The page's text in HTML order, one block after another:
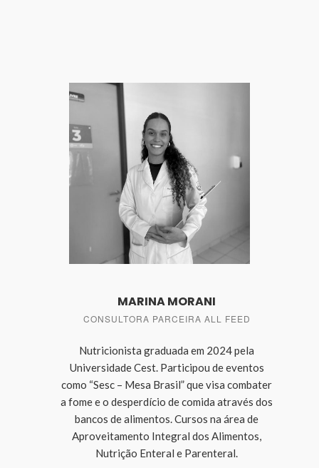
MARINA MORANI
CONSULTORA PARCEIRA ALL FEED
Nutricionista graduada em 2024 pela
Universidade Cest. Participou de eventos
como “Sesc – Mesa Brasil” que visa combater
a fome e o desperdício de comida através dos
bancos de alimentos. Cursos na área de
Aproveitamento Integral dos Alimentos,
Nutrição Enteral e Parenteral.